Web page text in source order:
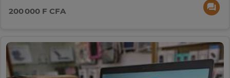
200 000 F CFA